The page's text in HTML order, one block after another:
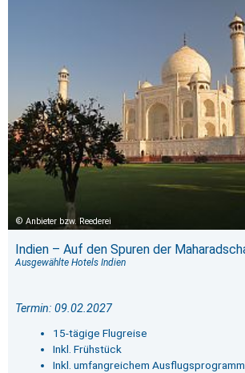
Anbieter bzw. Reederei
Indien – Auf den Spuren der
Ausgewählte Hotels Indien
Termin: 09.02.2027
15-tägige Flugreise
Inkl. Frühstück
Inkl. umfangreichem Ausflugsprogramm